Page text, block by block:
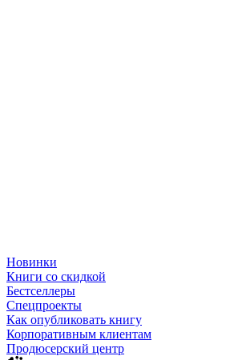
Новинки
Книги со скидкой
Бестселлеры
Спецпроекты
Как опубликовать книгу
Корпоративным клиентам
Продюсерский центр